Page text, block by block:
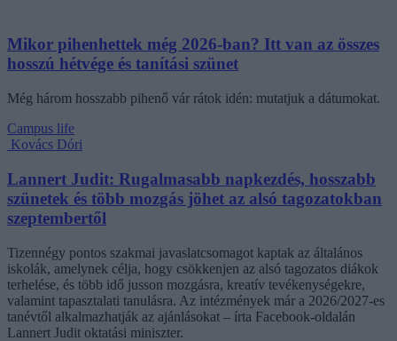
Mikor pihenhettek még 2026-ban? Itt van az összes
hosszú hétvége és tanítási szünet
Még három hosszabb pihenő vár rátok idén: mutatjuk a dátumokat.
Campus life
Kovács Dóri
Lannert Judit: Rugalmasabb napkezdés, hosszabb
szünetek és több mozgás jöhet az alsó tagozatokban
szeptembertől
Tizennégy pontos szakmai javaslatcsomagot kaptak az általános
iskolák, amelynek célja, hogy csökkenjen az alsó tagozatos diákok
terhelése, és több idő jusson mozgásra, kreatív tevékenységekre,
valamint tapasztalati tanulásra. Az intézmények már a 2026/2027-es
tanévtől alkalmazhatják az ajánlásokat – írta Facebook-oldalán
Lannert Judit oktatási miniszter.